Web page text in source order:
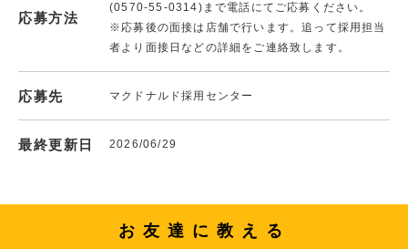
応募方法
(0570-55-0314)まで電話にてご応募ください。
※応募後の面接は店舗で行います。追って採用担当
者より面接日などの詳細をご連絡致します。
応募先 マクドナルド採用センター
最終更新日 2026/06/29
お友達に教える